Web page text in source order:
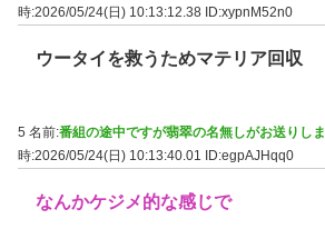
時:2026/05/24(日) 10:13:12.38 ID:xypnM52n0
ウータイを救うためマテリア回収
5 名前:番組の途中ですが翡翠の名無しがお送りし
時:2026/05/24(日) 10:13:40.01 ID:egpAJHqq0
なんかケジメ的な感じで